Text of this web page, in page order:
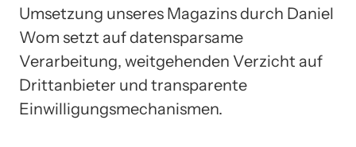
Umsetzung unseres Magazins durch Daniel
Wom setzt auf datensparsame
Verarbeitung, weitgehenden Verzicht auf
Drittanbieter und transparente
Einwilligungsmechanismen.